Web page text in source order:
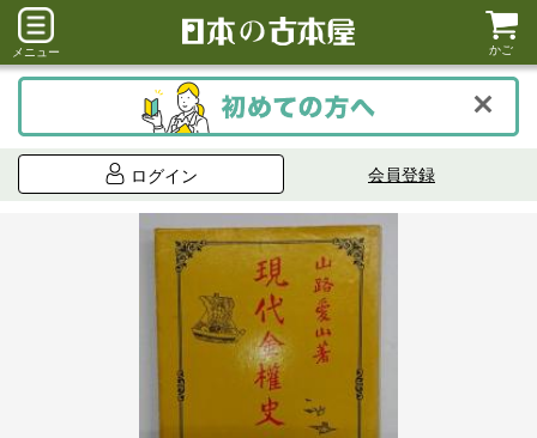
メニュー かご
ログイン 会員登録